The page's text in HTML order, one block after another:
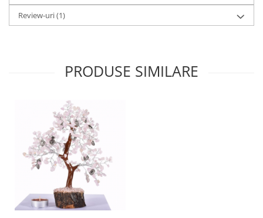
Review-uri(1)
PRODUSE SIMILARE